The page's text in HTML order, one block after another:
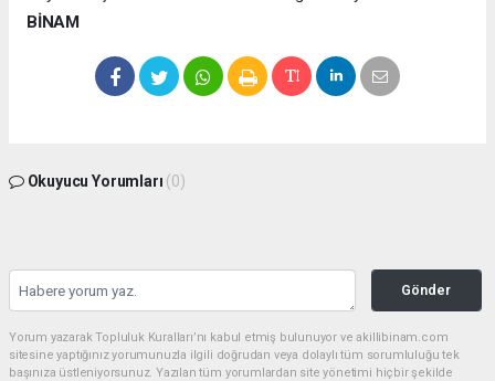
BİNAM
Okuyucu Yorumları (0)
Gönder
Yorum yazarak Topluluk Kuralları’nı kabul etmiş bulunuyor ve akillibinam.com
sitesine yaptığınız yorumunuzla ilgili doğrudan veya dolaylı tüm sorumluluğu tek
başınıza üstleniyorsunuz. Yazılan tüm yorumlardan site yönetimi hiçbir şekilde